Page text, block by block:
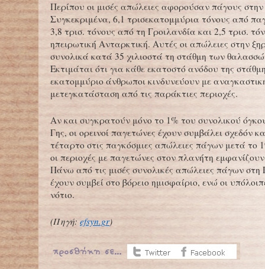
Περίπου οι μισές απώλειες αφορούσαν πάγους
Συγκεκριμένα, 6,1 τρισεκατομμύρια τόνους από
3,8 τρισ. τόνους από τη Γροιλανδία και 2,5 τρισ.
ηπειρωτική Ανταρκτική. Αυτές οι απώλειες στην
συνολικά κατά 35 χιλιοστά τη στάθμη των
Εκτιμάται ότι για κάθε εκατοστό ανόδου της
εκατομμύριο άνθρωποι κινδυνεύουν με
μετεγκατάσταση από τις παράκτιες περιοχές.
Αν και συγκρατούν μόνο το 1% του συνολικού
Γης, οι ορεινοί παγετώνες έχουν συμβάλει σχεδόν
τέταρτο στις παγκόσμιες απώλειες πάγων μετά το
οι περιοχές με παγετώνες στον πλανήτη
Πάνω από τις μισές συνολικές απώλειες πάγων στη
έχουν συμβεί στο βόρειο ημισφαίριο, ενώ οι
νότιο.
(Πηγή: efsyn.gr)